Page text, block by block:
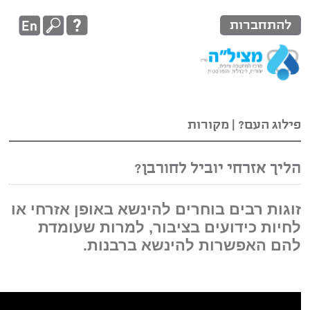
|מקורות
יוביל לחורבן?
רבים בוחרים להינשא באופן אזרחי או
כידועים בציבור, למרות שעומדת
להינשא ברבנות.